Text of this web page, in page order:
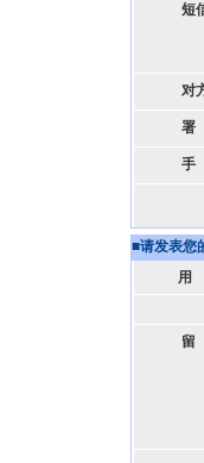
短
对
■请发表您
用